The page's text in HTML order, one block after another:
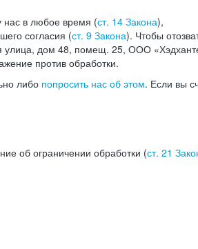
нас в любое время (ст. 14 Закона),
согласия (ст. 9 Закона). Чтобы
улица, дом 48, помещ. 25, ООО
против обработки.
либо попросить нас об этом. Если вы
об ограничении обработки (ст. 21